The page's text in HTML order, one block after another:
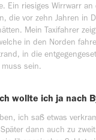
Ein riesiges Wirrwarr an
die vor zehn Jahren in
Mein Taxifahrer
in den Norden
in die
sein.
wollte ich ja nach
ich saß etwas
dann auch zu